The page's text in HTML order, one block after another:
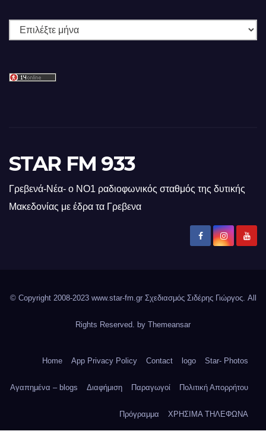
Ιστορικό
STAR FM 933
Γρεβενά-Νέα- ο ΝΟ1 ραδιοφωνικός σταθμός της δυτικής
Μακεδονίας με έδρα τα Γρεβενα
© Copyright 2008-2023 www.star-fm.gr Σχεδιασμός Σιδέρης Γιώργος. All
Rights Reserved. by Themeansar
Home App Privacy Policy Contact logo Star- Photos
Αγαπημένα – blogs Διαφήμιση Παραγωγοί Πολιτική Απορρήτου
Πρόγραμμα ΧΡΗΣΙΜΑ ΤΗΛΕΦΩΝΑ